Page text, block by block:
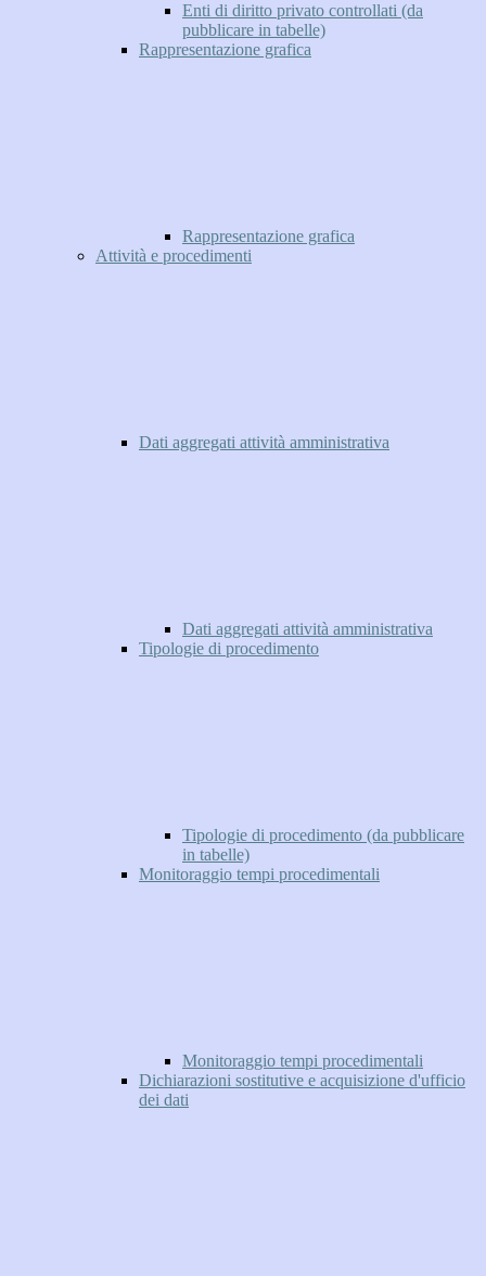
Enti di diritto privato controllati (da
pubblicare in tabelle)
Rappresentazione grafica
Rappresentazione grafica
Attività e procedimenti
Dati aggregati attività amministrativa
Dati aggregati attività amministrativa
Tipologie di procedimento
Tipologie di procedimento (da pubblicare
in tabelle)
Monitoraggio tempi procedimentali
Monitoraggio tempi procedimentali
Dichiarazioni sostitutive e acquisizione d'ufficio
dei dati